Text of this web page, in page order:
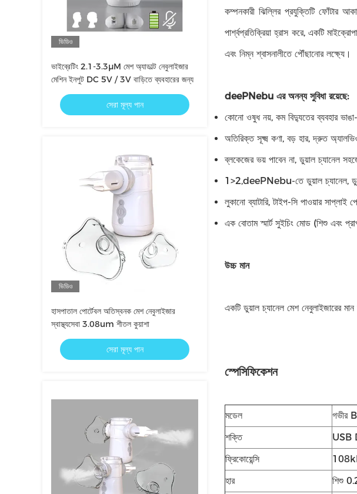
ভিডিও
ভাইব্রেটিং 2.1-3.3μM মেশ অ্যাডাল্ট নেবুলাইজার
মেশিন ইনপুট DC 5V / 3V বাড়িতে ব্যবহারের জন্য
সেরা মূল্য পান
ভিডিও
হাসপাতাল পোর্টেবল অতিস্বনক মেশ নেবুলাইজার
স্বাস্থ্যসেবা 3.08um শীতল কুয়াশা
সেরা মূল্য পান
কম্পনকারী ঝিল্লির প্রযুক্তিটি ফোঁটার
পার্শ্বপ্রতিক্রিয়া হ্রাস করে, একটি
এবং নিম্ন শ্বাসনালীতে পৌঁছানোর লক্ষ্যে।
deePNebu এর অনন্য সুবিধা রয়েছে:
কোনো ওষুধ নয়, কম বিদ্যুতের ব্যবহার
অতিরিক্ত সূক্ষ্ম কণা, বড় হার, দ্রুত
ব্লকেজের ভয় পাবেন না, ডুয়াল চ্যানেল
1>2,deePNebu-তে ডুয়াল চ্যানেল,
লুকানো ব্যাটারি, টাইপ-সি পাওয়ার সাপ্লাই
এক বোতাম স্মার্ট সুইচিং মোড (শিশু এবং
উচ্চ মান
একটি ডুয়াল চ্যানেল মেশ নেবুলাইজারের
স্পেসিফিকেশন
মডেল
গভীর
শক্তি
USB
ফ্রিকোয়েন্সি
হার
শিশু